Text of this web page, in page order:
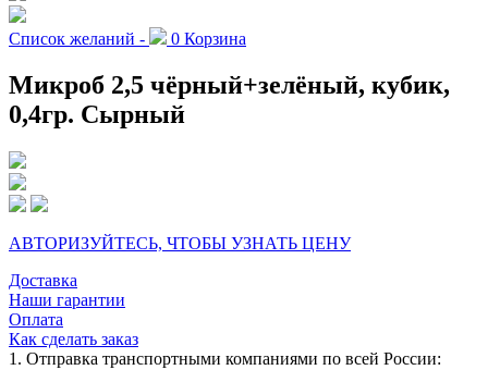
Список желаний - 0 Корзина
Микроб 2,5 чёрный+зелёный, кубик,
0,4гр. Сырный
АВТОРИЗУЙТЕСЬ, ЧТОБЫ УЗНАТЬ ЦЕНУ
Доставка
Наши гарантии
Оплата
Как сделать заказ
1. Отправка транспортными компаниями по всей России: